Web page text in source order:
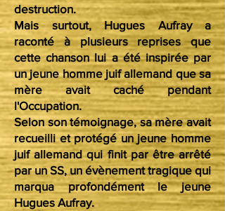
destruction.
Mais surtout, Hugues Aufray a
raconté à plusieurs reprises que
cette chanson lui a été inspirée par
un jeune homme juif allemand que sa
mère avait caché pendant
l'Occupation.
Selon son témoignage, sa mère avait
recueilli et protégé un jeune homme
juif allemand qui finit par être arrêté
par un SS, un évènement tragique qui
marqua profondément le jeune
Hugues Aufray.